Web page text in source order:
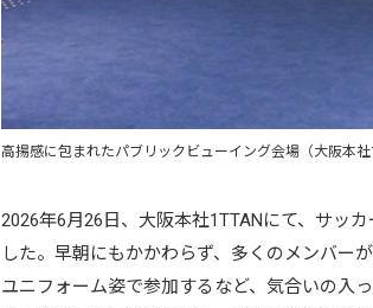
高揚感に包まれたパブリックビューイング会場（大阪本社
2026年6月26日、大阪本社1TTANにて、サッ
した。早朝にもかかわらず、多くのメンバー
ユニフォーム姿で参加するなど、気合いの入